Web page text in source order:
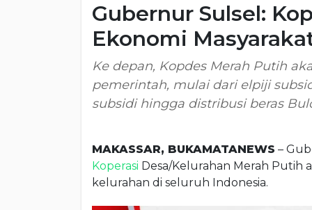
Gubernur Sulsel:
Ekonomi
Ke depan, Kopdes Merah Putih
pemerintah, mulai dari elpiji
subsidi hingga distribusi beras
MAKASSAR, BUKAMATANEWS –
Koperasi Desa/Kelurahan Merah Putih
kelurahan di seluruh Indonesia.